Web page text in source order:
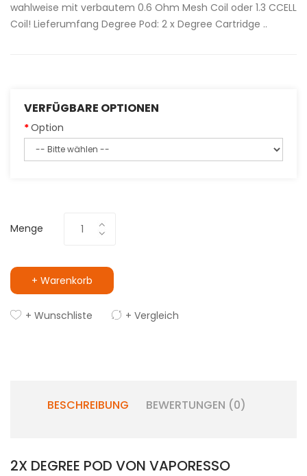
wahlweise mit verbautem 0.6 Ohm Mesh Coil oder 1.3 CCELL
Coil! Lieferumfang Degree Pod: 2 x Degree Cartridge ..
VERFÜGBARE OPTIONEN
Option
Menge
+ Warenkorb
+ Wunschliste + Vergleich
BESCHREIBUNG BEWERTUNGEN (0)
2X DEGREE POD VON VAPORESSO